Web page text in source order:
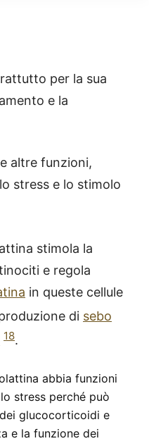
per la sua
e la
altre funzioni,
stress e lo stimolo
stimola la
e regola
in queste cellule
di sebo
18.
abbia funzioni
stress perché può
glucocorticoidi e
e la funzione dei